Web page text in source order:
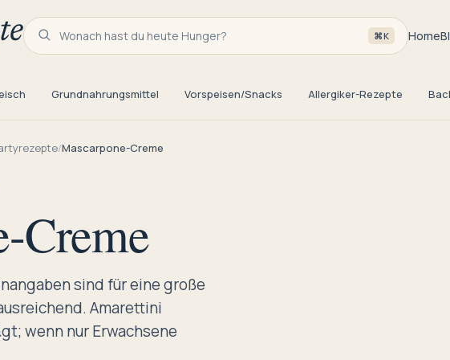
Wonach hast du heute Hunger? ⌘K Home
Grundnahrungsmittel Vorspeisen/Snacks Allergiker-Rezepte
/Mascarpone-Creme
Creme
sind für eine große
Amarettini
wenn nur Erwachsene